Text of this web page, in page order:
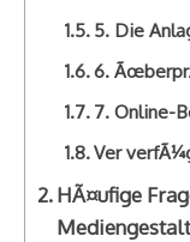
5. Die
6.
7. Online-
Ver
HÃ¤ufige